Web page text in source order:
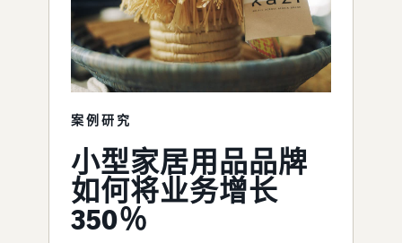
案例研究
小型家居用品品牌
如何将业务增长
350％